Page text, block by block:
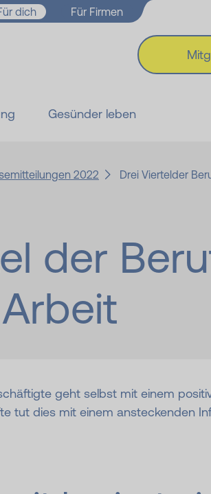
Zum Hauptinhalt springen
dich Für Firmen
Gesünder leben
2022 Drei Viertelder
der
geht selbst mit einem
tut dies mit einem ansteckenden